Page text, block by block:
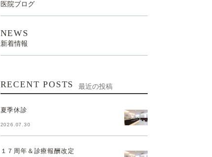
医院ブログ
NEWS
新着情報
RECENT POSTS 最近の投稿
夏季休診
2026.07.30
１７周年＆診療報酬改定